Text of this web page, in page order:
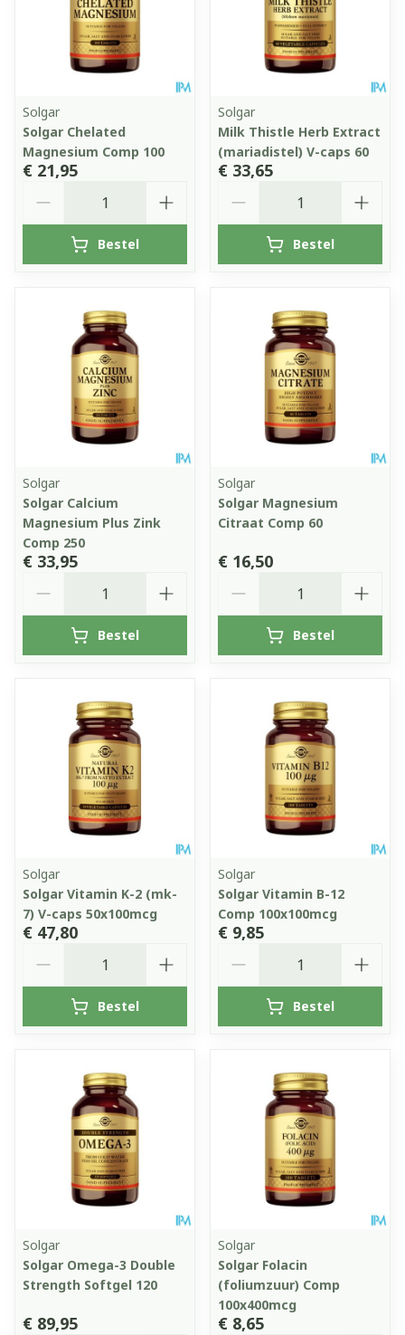
Solgar
Solgar Chelated
Magnesium Comp 100
€ 21,95
Bestel
Solgar
Milk Thistle Herb Extract
(mariadistel) V-caps 60
€ 33,65
Bestel
Solgar
Solgar Calcium
Magnesium Plus Zink
Comp 250
€ 33,95
Bestel
Solgar
Solgar Magnesium
Citraat Comp 60
€ 16,50
Bestel
Solgar
Solgar Vitamin K-2 (mk-
7) V-caps 50x100mcg
€ 47,80
Bestel
Solgar
Solgar Vitamin B-12
Comp 100x100mcg
€ 9,85
Bestel
Solgar
Solgar Omega-3 Double
Strength Softgel 120
€ 89,95
Solgar
Solgar Folacin
(foliumzuur) Comp
100x400mcg
€ 8,65